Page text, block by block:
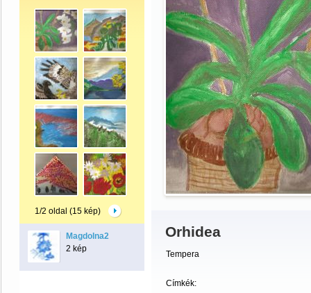
1/2 oldal (15 kép)
Magdolna2
2 kép
Orhidea
Tempera
Címkék: